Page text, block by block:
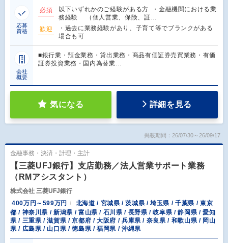
応募
資格
必須
以下いずれかのご経験がある方 ・金融機関における業
務経験 （個人営業、保険、証…
歓迎
・過去に業務経験があり、子育て等でブランクがある
場合も可
会社
概要
■銀行業・預金業務・貸出業務・商品有価証券売買業務・有価
証券投資業務・国内為替業…
気になる 詳細を見る
掲載期間：26/07/30～26/09/17
金融事務・決済・計理・主計
【三菱UFJ銀行】支店勤務／法人営業サポート業務
（RMアシスタント）
株式会社 三菱UFJ銀行
400万円～599万円
北海道 / 宮城県 / 茨城県 / 埼玉県 / 千葉県 / 東京
都 / 神奈川県 / 新潟県 / 富山県 / 石川県 / 長野県 / 岐阜県 / 静岡県 / 愛知
県 / 三重県 / 滋賀県 / 京都府 / 大阪府 / 兵庫県 / 奈良県 / 和歌山県 / 岡山
県 / 広島県 / 山口県 / 徳島県 / 福岡県 / 沖縄県